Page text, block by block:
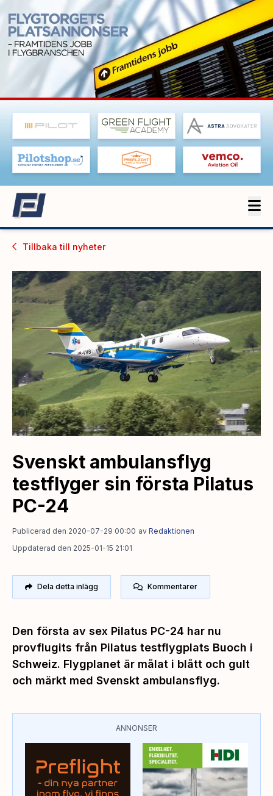
Tillbaka till nyheter
Svenskt ambulansflyg
testflyger sin första Pilatus
PC-24
Publicerad den 2020-07-29 00:00 av Redaktionen
Uppdaterad den 2025-01-15 21:01
Dela detta inlägg Kommentarer
Den första av sex Pilatus PC-24 har nu
provflugits från Pilatus testflygplats Buoch i
Schweiz. Flygplanet är målat i blått och gult
och märkt med Svenskt ambulansflyg.
ANNONSER